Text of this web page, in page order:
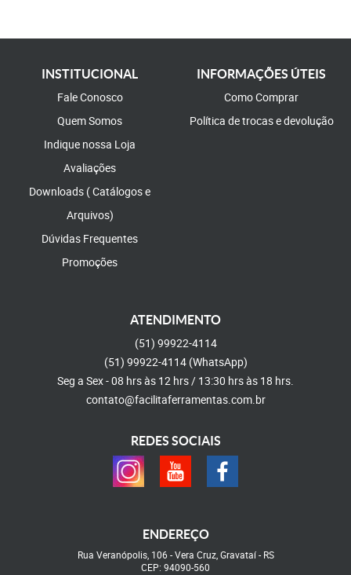
INSTITUCIONAL
Fale Conosco
Quem Somos
Indique nossa Loja
Avaliações
Downloads ( Catálogos e
Arquivos)
Dúvidas Frequentes
Promoções
INFORMAÇÕES ÚTEIS
Como Comprar
Política de trocas e devolução
ATENDIMENTO
(51) 99922-4114
(51) 99922-4114 (WhatsApp)
Seg a Sex - 08 hrs às 12 hrs / 13:30 hrs às 18 hrs.
contato@facilitaferramentas.com.br
REDES SOCIAIS
ENDEREÇO
Rua Veranópolis, 106 -Vera Cruz, Gravataí- RS
CEP: 94090-560